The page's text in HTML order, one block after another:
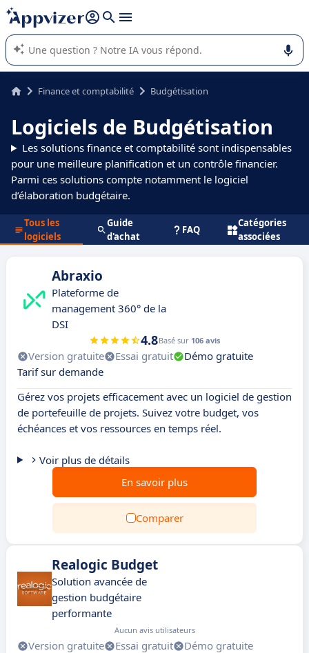
répondre (plusieurs lignes avec
L'IA de Appvizer vous guide dans l'utilisation ou la sélection de
logiciel SaaS en entreprise.
Finance et comptabilité Budgétisation
Logiciels de Budgétisation
Les solutions finance et comptabilité sont indispensables
pour une meilleure planification et un contrôle financier.
Parmi ces solutions compte notamment le logiciel
d’élaboration budgétaire.
Tous les
logiciels
Guide
d'achat
FAQ
Catégories
associées
Abraxio
Plateforme de
management 360° de la
DSI
4.8Basé sur 106 avis
Version gratuite Essai gratuit
Démo gratuite
Tarif sur demande
Gérez vos projets efficacement avec un logiciel de gestion
de portefeuille de projets. Suivez votre budget, vos
échéances et vos ressources en temps réel.
Voir plus de détails
En savoir plus
Comparer
Realogic Budget
Solution avancée de
gestion budgétaire
performante
Aucun avis utilisateurs
Version gratuite Essai gratuit
Démo gratuite